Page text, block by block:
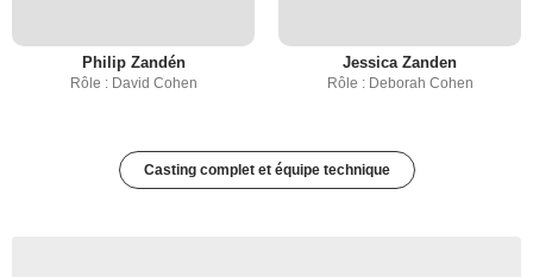
Philip Zandén
Rôle : David Cohen
Jessica Zanden
Rôle : Deborah Cohen
Casting complet et équipe technique